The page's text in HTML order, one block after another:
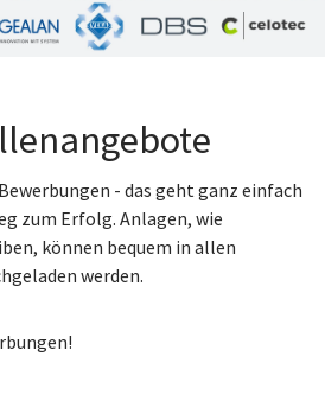
- das geht ganz einfach
zum Erfolg. Anlagen, wie
können bequem in allen
werden.